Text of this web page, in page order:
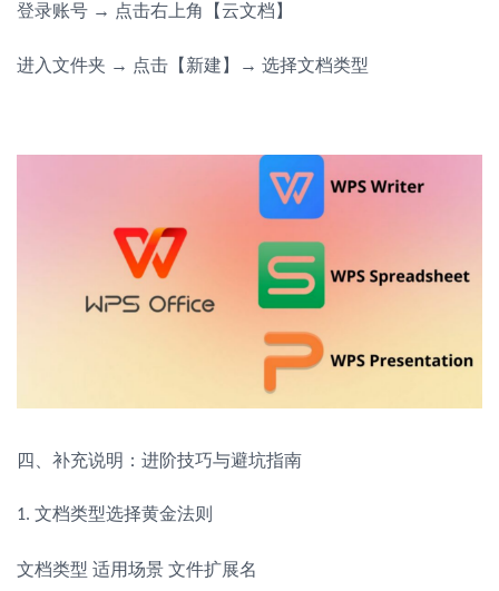
登录账号 → 点击右上角【云文档】
进入文件夹 → 点击【新建】→ 选择文档类型
四、补充说明：进阶技巧与避坑指南
1. 文档类型选择黄金法则
文档类型 适用场景 文件扩展名